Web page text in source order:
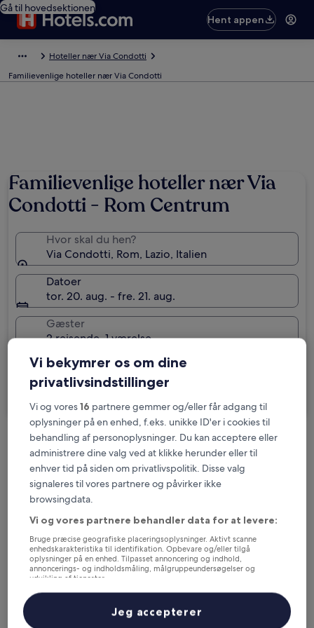
Gå til hovedsektionen
Hent appen
Hoteller nær Via Condotti
Familievenlige hoteller nær Via Condotti
Familievenlige hoteller nær Via
Condotti - Rom Centrum
Hvor skal du hen?
Via Condotti, Rom, Lazio, Italien
Datoer
tor. 20. aug. - fre. 21. aug.
Gæster
2 rejsende, 1 værelse
Jeg skal på forretningsrejse
Muligheder for gratis afbestilling, hvis dine
planer ændrer sig
Optjen fordele for hver overnatning
Spar flere penge med medlemspriser
Tjek priser for disse datoer
Vi bekymrer os om dine
privatlivsindstillinger
Vi og vores16 partnere gemmer og/eller får adgang til
oplysninger på en enhed, f.eks. unikke ID'er i cookies til
behandling af personoplysninger. Du kan acceptere eller
administrere dine valg ved at klikke herunder eller til
enhver tid på siden om privatlivspolitik. Disse valg
signaleres til vores partnere og påvirker ikke
browsingdata.
Vi og vores partnere behandler data for at levere:
Bruge præcise geografiske placeringsoplysninger. Aktivt scanne
enhedskarakteristika til identifikation. Opbevare og/eller tilgå
oplysninger på en enhed. Tilpasset annoncering og indhold,
annoncerings- og indholdsmåling, målgruppeundersøgelser og
udvikling af tjenester.
Liste over partnere (leverandører)
Jeg accepterer